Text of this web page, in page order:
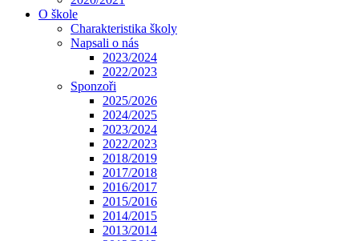
O škole
Charakteristika školy
Napsali o nás
2023/2024
2022/2023
Sponzoři
2025/2026
2024/2025
2023/2024
2022/2023
2018/2019
2017/2018
2016/2017
2015/2016
2014/2015
2013/2014